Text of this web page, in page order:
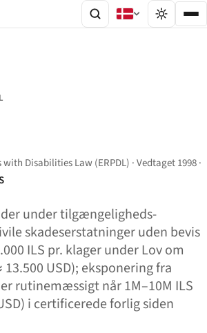
Disabilities Law (ERPDL) · Vedtaget 1998 ·
under tilgængeligheds-
skadeserstatninger uden bevis
ILS pr. klager under Lov om
USD); eksponering fra
rutinemæssigt når 1M–10M ILS
i certificerede forlig siden